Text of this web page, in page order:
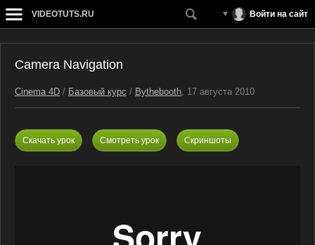
VIDEOTUTS.RU Войти на сайт
Camera Navigation
Cinema 4D / Базовый курс / Bythebooth, 17 августа 2010
Скачать урок Смотреть урок Скриншоты